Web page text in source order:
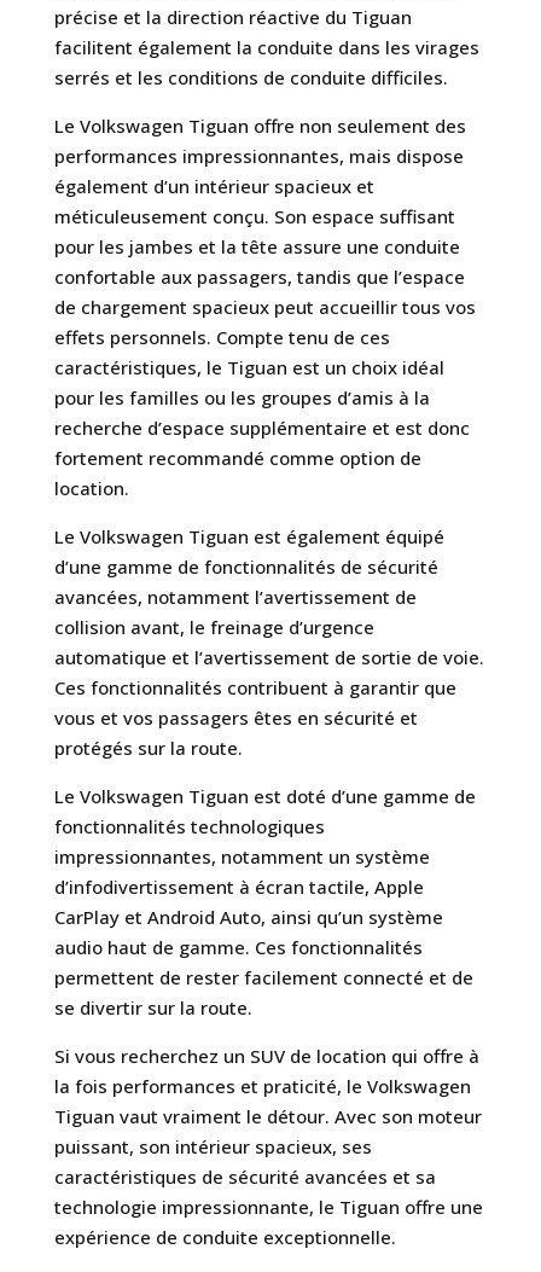
précise et la direction réactive du Tiguan
facilitent également la conduite dans les virages
serrés et les conditions de conduite difficiles.
Le Volkswagen Tiguan offre non seulement des
performances impressionnantes, mais dispose
également d’un intérieur spacieux et
méticuleusement conçu. Son espace suffisant
pour les jambes et la tête assure une conduite
confortable aux passagers, tandis que l’espace
de chargement spacieux peut accueillir tous vos
effets personnels. Compte tenu de ces
caractéristiques, le Tiguan est un choix idéal
pour les familles ou les groupes d’amis à la
recherche d’espace supplémentaire et est donc
fortement recommandé comme option de
location.
Le Volkswagen Tiguan est également équipé
d’une gamme de fonctionnalités de sécurité
avancées, notamment l’avertissement de
collision avant, le freinage d’urgence
automatique et l’avertissement de sortie de voie.
Ces fonctionnalités contribuent à garantir que
vous et vos passagers êtes en sécurité et
protégés sur la route.
Le Volkswagen Tiguan est doté d’une gamme de
fonctionnalités technologiques
impressionnantes, notamment un système
d’infodivertissement à écran tactile, Apple
CarPlay et Android Auto, ainsi qu’un système
audio haut de gamme. Ces fonctionnalités
permettent de rester facilement connecté et de
se divertir sur la route.
Si vous recherchez un SUV de location qui offre à
la fois performances et praticité, le Volkswagen
Tiguan vaut vraiment le détour. Avec son moteur
puissant, son intérieur spacieux, ses
caractéristiques de sécurité avancées et sa
technologie impressionnante, le Tiguan offre une
expérience de conduite exceptionnelle.